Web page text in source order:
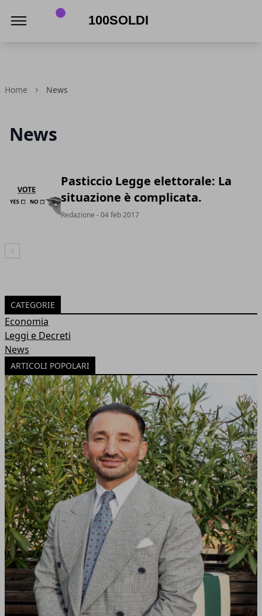
Home News
News
Pasticcio Legge elettorale: La
situazione è complicata.
Redazione - 04 feb 2017
Articolo Precedente
CATEGORIE
Economia
Leggi e Decreti
News
ARTICOLI POPOLARI